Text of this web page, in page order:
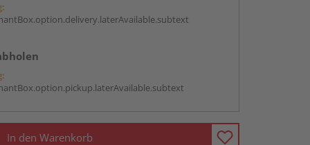
In den Warenkorb